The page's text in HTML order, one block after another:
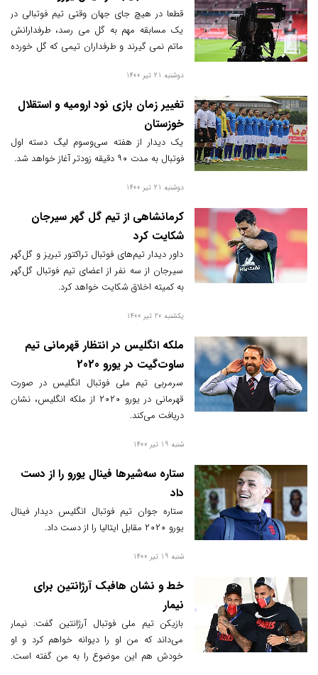
قطعا در هیچ جای جهان وقتی تیم فوتبالی در
یک مسابقه مهم به گل می رسد، طرفدارانش
ماتم نمی گیرند و طرفداران تیمی که گل خورده
ایران می افتد.
دوشنبه 21 تیر 1400
تغییر زمان بازی نود ارومیه و استقلال
خوزستان
یک دیدار از هفته سی‌وسوم لیگ دسته اول
فوتبال به مدت ۹۰ دقیقه زودتر آغاز خواهد شد.
دوشنبه 21 تیر 1400
کرمانشاهی از تیم گل گهر سیرجان
شکایت کرد
داور دیدار تیم‌های فوتبال تراکتور تبریز و گل‌گهر
سیرجان از سه نفر از اعضای تیم فوتبال گل‌گهر
به کمیته اخلاق شکایت خواهد کرد.
یکشنبه 20 تیر 1400
ملکه انگلیس در انتظار قهرمانی تیم
ساوت‌گیت در یورو 2020
سرمربی تیم ملی فوتبال انگلیس در صورت
قهرمانی در یورو ۲۰۲۰ از ملکه انگلیس، نشان
دریافت می‌کند.
شنبه 19 تیر 1400
ستاره سه‌شیرها فینال یورو را از دست
داد
ستاره جوان تیم فوتبال انگلیس دیدار فینال
یورو ۲۰۲۰ مقابل ایتالیا را از دست داد.
شنبه 19 تیر 1400
خط و نشان هافبک آرژانتین برای
نیمار
بازیکن تیم ملی فوتبال آرژانتین گفت: نیمار
می‌داند که من او را دیوانه خواهم کرد و او
خودش هم این موضوع را به من گفته است.